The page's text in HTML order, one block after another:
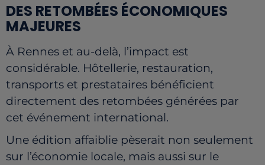
DES RETOMBÉES ÉCONOMIQUES
MAJEURES
À Rennes et au-delà, l’impact est
considérable. Hôtellerie, restauration,
transports et prestataires bénéficient
directement des retombées générées par
cet événement international.
Une édition affaiblie pèserait non seulement
sur l’économie locale, mais aussi sur le